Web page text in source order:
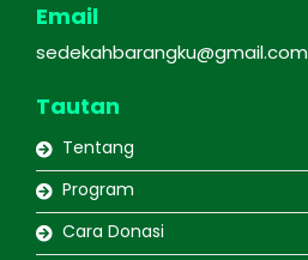
Email
sedekahbarangku@gmail.com
Tautan
Tentang
Program
Cara Donasi